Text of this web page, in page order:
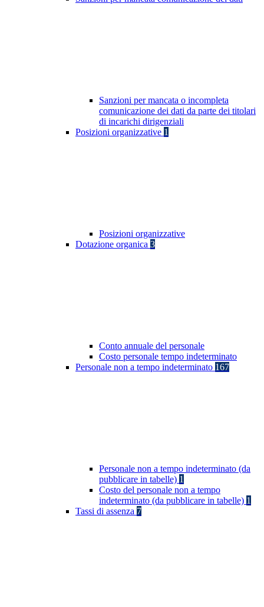
Sanzioni per mancata o incompleta
comunicazione dei dati da parte dei titolari
di incarichi dirigenziali
Posizioni organizzative 1
Posizioni organizzative
Dotazione organica 3
Conto annuale del personale
Costo personale tempo indeterminato
Personale non a tempo indeterminato 167
Personale non a tempo indeterminato (da
pubblicare in tabelle) 1
Costo del personale non a tempo
indeterminato (da pubblicare in tabelle) 1
Tassi di assenza 7